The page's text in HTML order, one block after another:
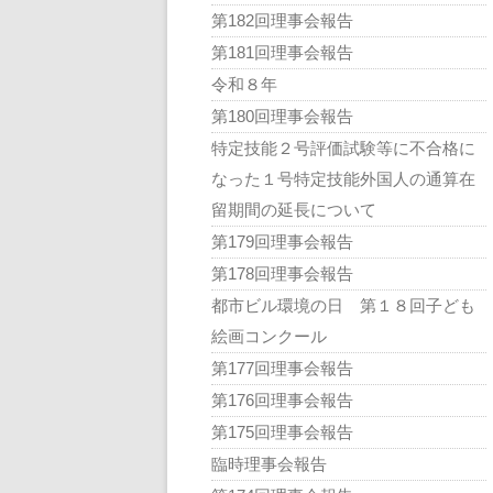
第182回理事会報告
第181回理事会報告
令和８年
第180回理事会報告
特定技能２号評価試験等に不合格に
なった１号特定技能外国人の通算在
留期間の延長について
第179回理事会報告
第178回理事会報告
都市ビル環境の日 第１８回子ども
絵画コンクール
第177回理事会報告
第176回理事会報告
第175回理事会報告
臨時理事会報告